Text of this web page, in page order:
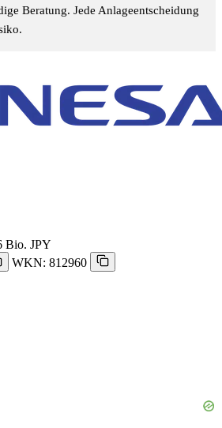
Beratung. Jede Anlageentscheidung
Bio. JPY
WKN: 812960